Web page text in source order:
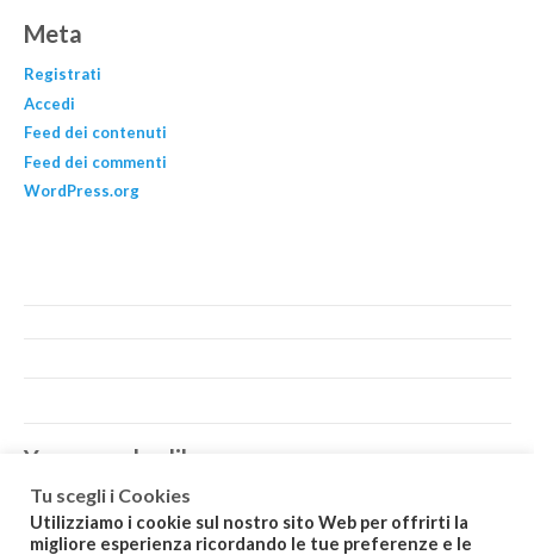
Meta
Registrati
Accedi
Feed dei contenuti
Feed dei commenti
WordPress.org
You may also like…
Tu scegli i Cookies
Utilizziamo i cookie sul nostro sito Web per offrirti la
migliore esperienza ricordando le tue preferenze e le